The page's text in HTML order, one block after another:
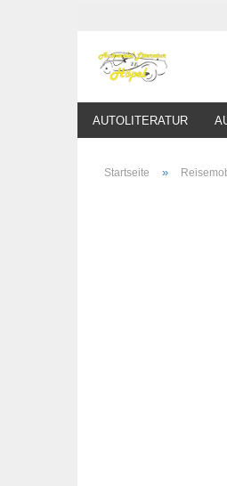
AUTOLITERATUR
Startseite »